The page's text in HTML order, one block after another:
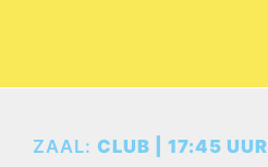
ZAAL: CLUB | 17:45 UUR